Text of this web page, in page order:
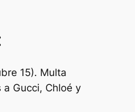
15). Multa
Gucci, Chloé y